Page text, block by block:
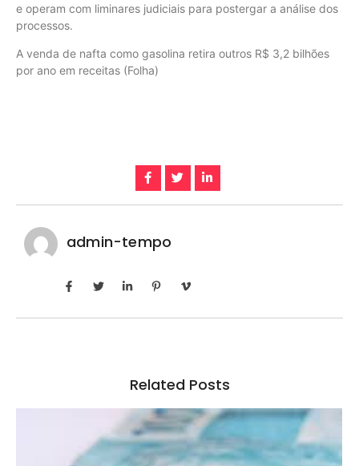
e operam com liminares judiciais para postergar a análise dos
processos.
A venda de nafta como gasolina retira outros R$ 3,2 bilhões
por ano em receitas (Folha)
admin-tempo
Related Posts